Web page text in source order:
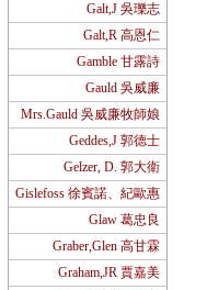
Galt,J 吳瓅志
Galt,R 高恩仁
Gamble 甘露詩
Gauld 吳威廉
Mrs.Gauld 吳威廉牧師娘
Geddes,J 郭德士
Gelzer, D. 郭大衛
Gislefoss 徐賓諾、紀歐惠
Glaw 葛忠良
Graber,Glen 高甘霖
Graham,JR 賈嘉美